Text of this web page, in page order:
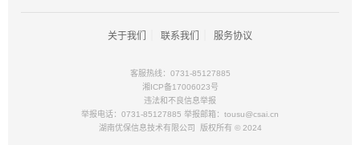
关于我们 联系我们 服务协议
客服热线：0731-85127885
湘ICP备17006023号
违法和不良信息举报
举报电话：0731-85127885 举报邮箱：tousu@csai.cn
湖南优保信息技术有限公司 版权所有 © 2024